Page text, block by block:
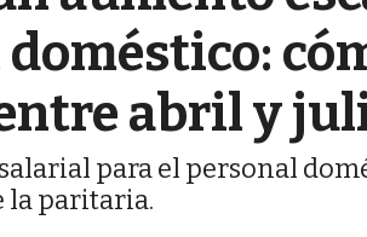
abril y
para el personal
la paritaria.